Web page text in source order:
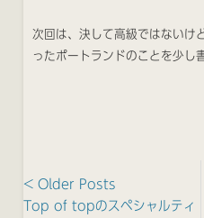
次回は、決して高級ではないけ
ったポートランドのことを少し
< Older Posts
Top of topのスペシャルティ